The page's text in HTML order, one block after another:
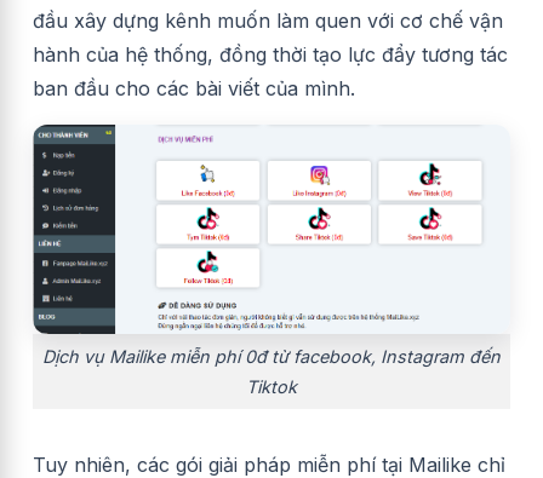
đầu xây dựng kênh muốn làm quen với cơ chế vận
hành của hệ thống, đồng thời tạo lực đẩy tương tác
ban đầu cho các bài viết của mình.
Dịch vụ Mailike miễn phí 0đ từ facebook, Instagram đến
Tiktok
Tuy nhiên, các gói giải pháp miễn phí tại Mailike chỉ